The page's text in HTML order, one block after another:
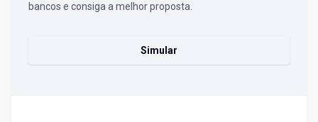
bancos e consiga a melhor proposta.
Simular